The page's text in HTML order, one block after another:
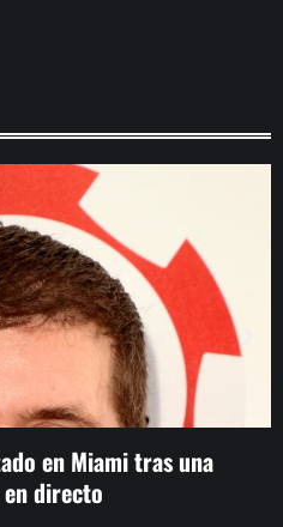
en Miami tras una
directo